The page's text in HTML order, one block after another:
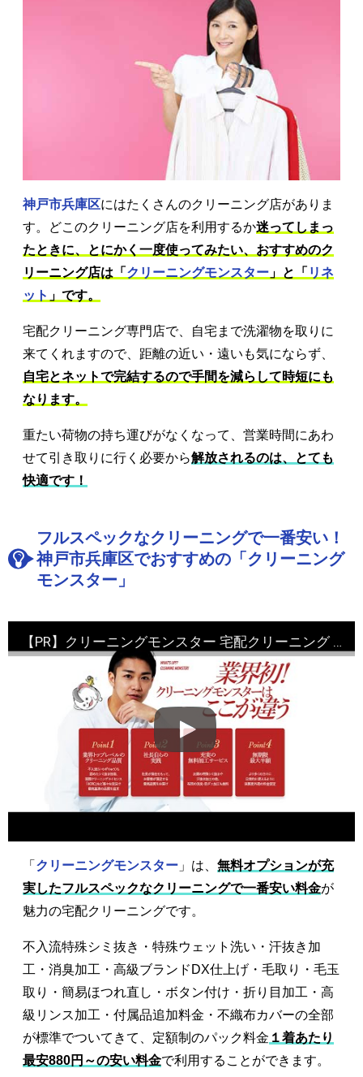
神戸市兵庫区にはたくさんのクリーニング店がありま
す。どこのクリーニング店を利用するか迷ってしまっ
たときに、とにかく一度使ってみたい、おすすめのク
リーニング店は「 クリーニングモンスター 」と「 リネ
ット 」です。
宅配クリーニング専門店で、自宅まで洗濯物を取りに
来てくれますので、距離の近い・遠いも気にならず、
自宅とネットで完結するので手間を減らして時短にも
なります。
重たい荷物の持ち運びがなくなって、営業時間にあわ
せて引き取りに行く必要から解放されるのは、とても
快適です！
フルスペックなクリーニングで一番安い！
神戸市兵庫区でおすすめの「クリーニング
モンスター」
【PR】クリーニングモンスター 宅配クリーニング 申込・評判
「 クリーニングモンスター 」は、 無料オプションが充
実したフルスペックなクリーニングで一番安い料金が
魅力の宅配クリーニングです。
不入流特殊シミ抜き・特殊ウェット洗い・汗抜き加
工・消臭加工・高級ブランドDX仕上げ・毛取り・毛玉
取り・簡易ほつれ直し・ボタン付け・折り目加工・高
級リンス加工・付属品追加料金・不織布カバーの全部
が標準でついてきて、定額制のパック料金 １着あたり
最安880円～の安い料金で利用することができます。